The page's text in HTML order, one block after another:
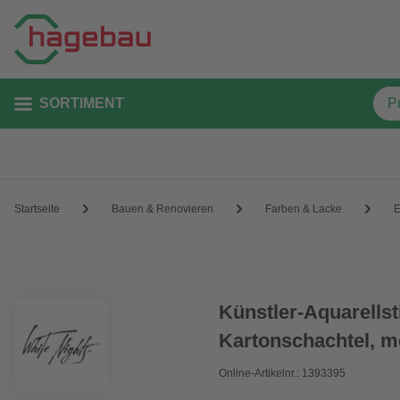
SORTIMENT
Startseite Bauen & Renovieren Farben & Lacke
Künstler-
Kartonschachtel,
Online-Artikelnr.: 1393395